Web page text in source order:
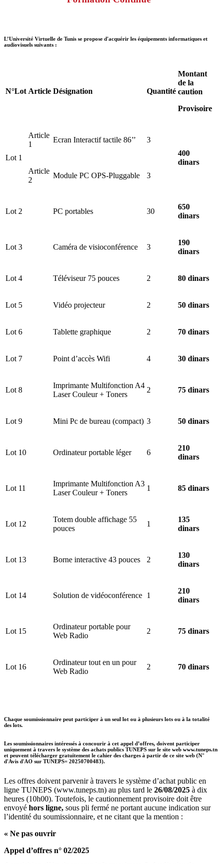
L’Université Virtuelle de Tunis se propose d'acquérir les équipements informatiques et
audiovisuels suivants :
N°Lot Article Désignation Quantité
Montant
de la
caution
Provisoire
Lot 1
Article
1
Ecran Interactif tactile 86’’
3
400
dinars
Article
2
Module PC OPS-Pluggable 3
Lot 2 PC portables 30
650
dinars
Lot 3 Caméra de visioconférence 3
190
dinars
Lot 4 Téléviseur 75 pouces 2 80 dinars
Lot 5 Vidéo projecteur 2 50 dinars
Lot 6 Tablette graphique 2 70 dinars
Lot 7 Point d’accès Wifi 4 30 dinars
Lot 8
Imprimante Multifonction A4
Laser Couleur + Toners
2 75 dinars
Lot 9 Mini Pc de bureau (compact) 3 50 dinars
Lot 10 Ordinateur portable léger 6
210
dinars
Lot 11
Imprimante Multifonction A3
Laser Couleur + Toners
1 85 dinars
Lot 12
Totem double affichage 55
pouces
1
135
dinars
Lot 13 Borne interactive 43 pouces 2
130
dinars
Lot 14 Solution de vidéoconférence 1
210
dinars
Lot 15
Ordinateur portable pour
Web Radio
2 75 dinars
Lot 16
Ordinateur tout en un pour
Web Radio
2 70 dinars
Chaque soumissionnaire peut participer à un seul lot ou à plusieurs lots ou à la totalité
des lots.
Les soumissionnaires intéressés à concourir à cet appel d’offres, doivent participer
uniquement à travers le système des achats publics TUNEPS sur le site web www.tuneps.tn
et peuvent télécharger gratuitement le cahier des charges à partir de ce site web (N°
d'Avis d'AO sur TUNEPS= 20250700483).
Les offres doivent parvenir à travers le système d’achat public en
ligne TUNEPS (www.tuneps.tn) au plus tard le 26/08/2025 à dix
heures (10h00). Toutefois, le cautionnement provisoire doit être
envoyé hors ligne, sous pli fermé ne portant aucune indication sur
l’identité du soumissionnaire, et ne citant que la mention :
« Ne pas ouvrir
Appel d’offres n° 02/2025